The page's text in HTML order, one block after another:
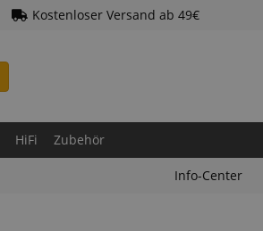
Kostenloser Versand ab 49€
HiFi Zubehör
Info-Center